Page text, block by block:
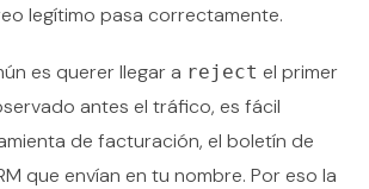
legítimo pasa correctamente.
es querer llegar a reject el primer
antes el tráfico, es fácil
de facturación, el boletín de
que envían en tu nombre. Por eso la